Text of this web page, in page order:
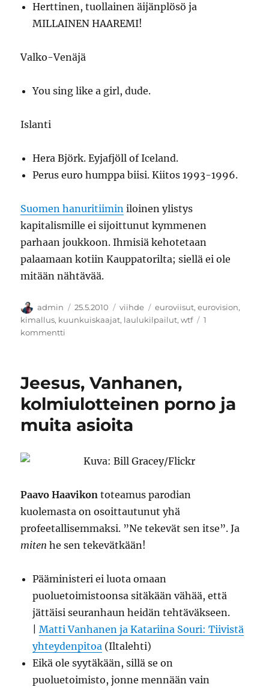
Herttinen, tuollainen äijänplösö ja
MILLAINEN HAAREMI!
Valko-Venäjä
You sing like a girl, dude.
Islanti
Hera Björk. Eyjafjöll of Iceland.
Perus euro humppa biisi. Kiitos 1993-1996.
Suomen hanuritiimin iloinen ylistys
kapitalismille ei sijoittunut kymmenen
parhaan joukkoon. Ihmisiä kehotetaan
palaamaan kotiin Kauppatorilta; siellä ei ole
mitään nähtävää.
Kirjoittaja
admin Julkaistu
25.5.2010 Kategoriat
viihde Avainsanat
euroviisut,eurovision,
kimallus, kuunkuiskaajat, laulukilpailut,wtf
1
kommentti
Jeesus, Vanhanen,
kolmiulotteinen porno ja
muita asioita
Paavo Haavikon toteamus parodian
kuolemasta on osoittautunut yhä
profeetallisemmaksi. ”Ne tekevät sen itse”. Ja
miten he sen tekevätkään!
Pääministeri ei luota omaan
puoluetoimistoonsa sitäkään vähää, että
jättäisi seuranhaun heidän tehtäväkseen.
|Matti Vanhanen ja Katariina Souri: Tiivistä
yhteydenpitoa (Iltalehti)
Eikä ole syytäkään, sillä se on
puoluetoimisto, jonne mennään vain